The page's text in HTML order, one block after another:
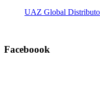
UAZ Global
Faceboook